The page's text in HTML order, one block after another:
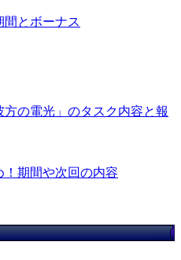
とボーナス
の電光」のタスク内容と報
期間や次回の内容